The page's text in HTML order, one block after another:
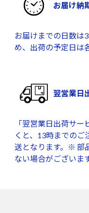
お届け納
お届けまでの日数は
め、出荷の予定日は
翌営業日
「翌営業日出荷サ
くと、13時までのご
送となります。※ 部
ない場合がございます